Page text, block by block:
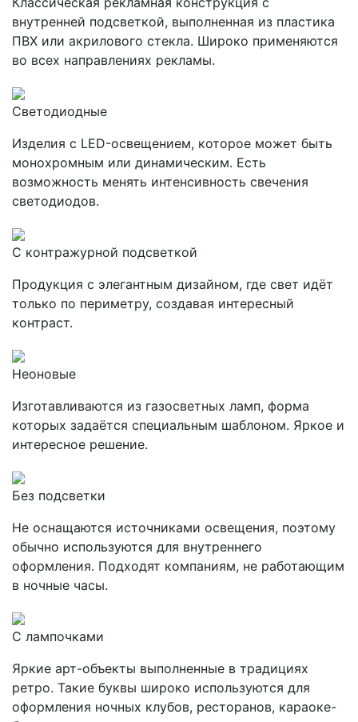
внутренней подсветкой, выполненная из пластика
ПВХ или акрилового стекла. Широко применяются
во всех направлениях рекламы.
Светодиодные
Изделия с LED-освещением, которое может быть
монохромным или динамическим. Есть
возможность менять интенсивность свечения
светодиодов.
С контражурной подсветкой
Продукция с элегантным дизайном, где свет идёт
только по периметру, создавая интересный
контраст.
Неоновые
Изготавливаются из газосветных ламп, форма
которых задаётся специальным шаблоном. Яркое и
интересное решение.
Без подсветки
Не оснащаются источниками освещения, поэтому
обычно используются для внутреннего
оформления. Подходят компаниям, не работающим
в ночные часы.
С лампочками
Яркие арт-объекты выполненные в традициях
ретро. Такие буквы широко используются для
оформления ночных клубов, ресторанов, караоке-